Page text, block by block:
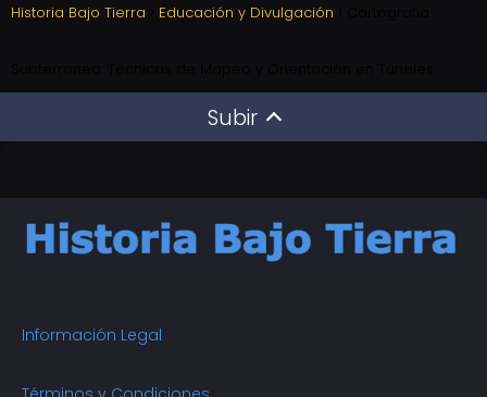
Historia Bajo Tierra Educación y Divulgación
Subir
Información Legal